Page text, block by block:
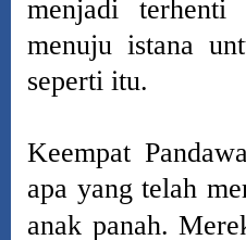
menjadi
menuju istana
seperti itu.
Keempat
apa yang telah
anak panah.